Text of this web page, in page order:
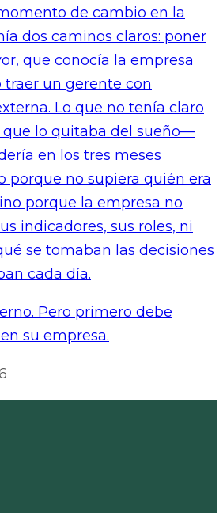
Pero primero debe
su empresa.